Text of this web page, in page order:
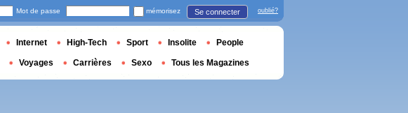
Mot de passe mémorisez Se connecter oublié?
Internet High-Tech Sport Insolite People
Voyages Carrières Sexo Tous les Magazines